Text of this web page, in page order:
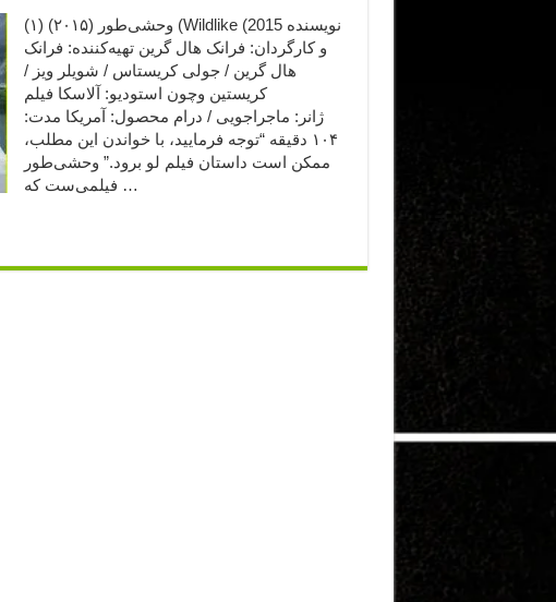
وحشی‌‌طور (۲۰۱۵) (۱) (Wildlike (2015 نویسنده
و کارگردان: فرانک هال گرین تهیه‌کننده: فرانک
هال گرین / جولی کریستاس / شویلر ویز /
کریستین وچون استودیو: آلاسکا فیلم
ژانر: ماجراجویی / درام محصول: آمریکا مدت:
۱۰۴ دقیقه “توجه فرمایید،‌ با خواندن این مطلب،
ممکن است داستان فیلم لو برود.” وحشی‌‌طور
فیلمی‌ست که …